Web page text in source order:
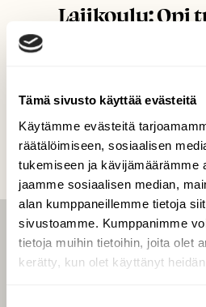
Tämä sivusto käyttää evästeitä
Käytämme evästeitä
räätälöimiseen, sosiaalisen
tukemiseen ja kävijämäärämme
jaamme sosiaalisen median,
alan kumppaneillemme tietoja
sivustoamme. Kumppanimme
tietoja muihin tietoihin, joita olet
kerätty, kun olet käyttänyt
Lajikoulu: Opi